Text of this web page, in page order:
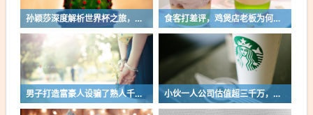
孙颖莎深度解析世界杯之旅，荣耀与挑战并存的长篇总结 食客打差评，鸡煲店老板为何更开心？
男子打造富豪人设骗了熟人千万巨款，揭秘背后的故事与教训 小伙一人公司估值超三千万，创业新星背后的故事